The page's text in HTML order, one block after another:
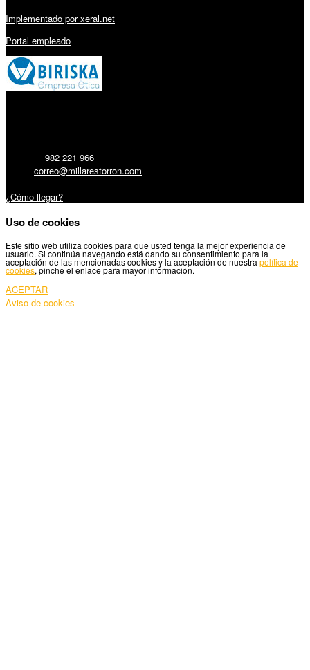
Implementado por xeral.net
Portal empleado
982 221 966
correo@millarestorron.com
¿Cómo llegar?
Uso de cookies
Este sitio web utiliza cookies para que usted tenga la mejor experiencia de
usuario. Si continúa navegando está dando su consentimiento para la
aceptación de las mencionadas cookies y la aceptación de nuestra política de
cookies, pinche el enlace para mayor información.
ACEPTAR
Aviso de cookies